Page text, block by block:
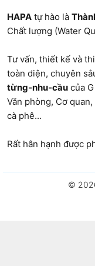
HAPA tự hào là
Chất lượng (Water
Tư vấn, thiết kế và
toàn diện, chuyên
từng-nhu-cầu của
Văn phòng, Cơ
cà phê...
Rất hân hạnh được
©